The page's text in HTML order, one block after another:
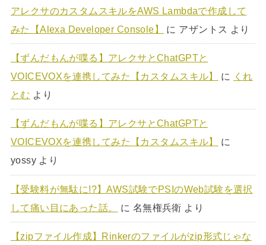
アレクサのカスタムスキルをAWS Lambdaで作成して
みた【Alexa Developer Console】
に アザントス より
【ずんだもんが喋る】アレクサとChatGPTと
VOICEVOXを連携してみた【カスタムスキル】
に
くれ
とむ より
【ずんだもんが喋る】アレクサとChatGPTと
VOICEVOXを連携してみた【カスタムスキル】
に
yossyより
【受験料が無駄に!?】AWS試験でPSIのWeb試験を選択
して痛い目にあった話。
に 名無権兵衛 より
【zipファイル作成】Rinkerのファイルがzip形式じゃな